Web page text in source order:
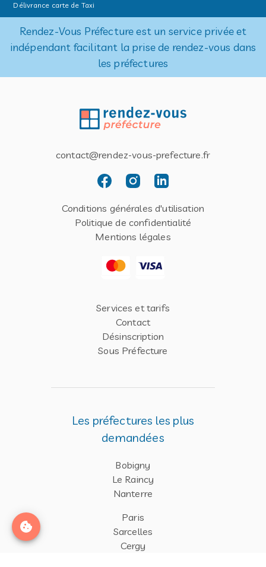
Délivrance carte de Taxi
Rendez-Vous Préfecture est un service privée et
indépendant facilitant la prise de rendez-vous dans
les préfectures
contact@rendez-vous-prefecture.fr
Conditions générales d'utilisation
Politique de confidentialité
Mentions légales
Services et tarifs
Contact
Désinscription
Sous Préfecture
Les préfectures les plus
demandées
Bobigny
Le Raincy
Nanterre
Paris
Sarcelles
Cergy